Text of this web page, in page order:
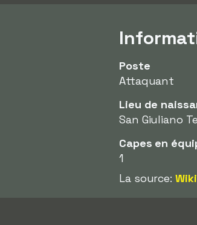
Poste
Attaquant
Lieu de
San Giuliano
Capes en
1
La source: